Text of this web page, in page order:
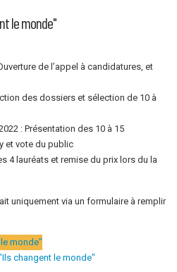
le monde"
de l’appel à candidatures, et
des dossiers et sélection de 10 à
: Présentation des 10 à 15
et vote du public
4 lauréats et remise du prix lors du la
uniquement via un formulaire à remplir
le monde"
changent le monde"